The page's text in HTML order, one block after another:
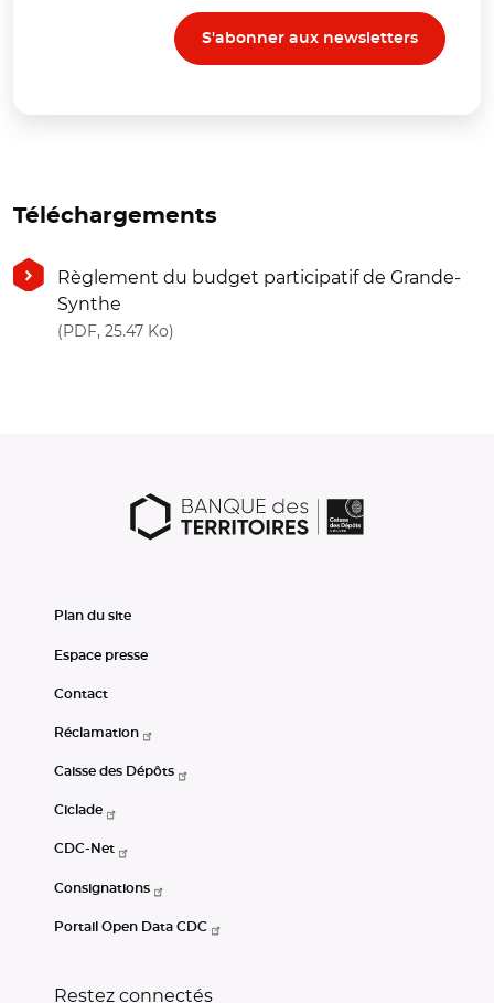
S'abonner aux newsletters
Téléchargements
Règlement du budget participatif de Grande-
Synthe
(PDF, 25.47 Ko)
Plan du site
Espace presse
Contact
Réclamation
Caisse des Dépôts
Ciclade
CDC-Net
Consignations
Portail Open Data CDC
Restez connectés